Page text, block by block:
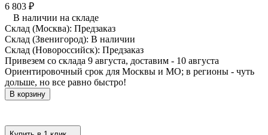
6 803 ₽
В наличии на складе
Склад (Москва): Предзаказ
Склад (Звенигород): В наличии
Склад (Новороссийск): Предзаказ
Привезем со склада 9 августа, доставим - 10 августа
Ориентировочный срок для Москвы и МО; в регионы - чуть
дольше, но все равно быстро!
В корзину